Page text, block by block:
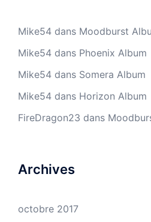
Mike54 dans Moodburst
Mike54 dans Phoenix Album
Mike54 dans Somera Album
Mike54 dans Horizon Album
FireDragon23 dans
Archives
octobre 2017